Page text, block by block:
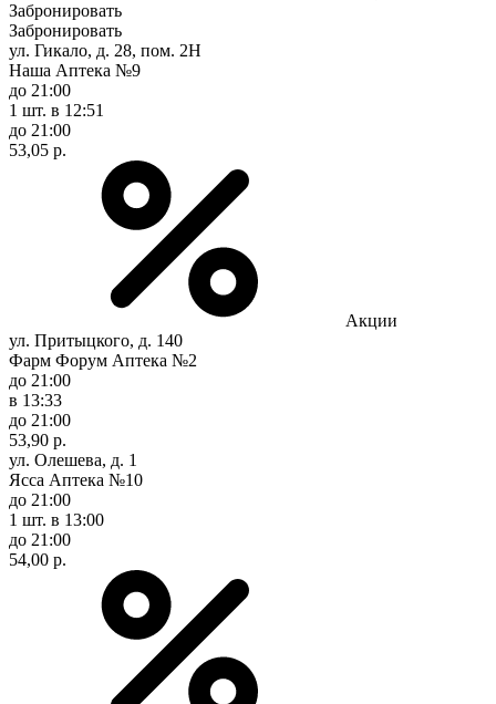
Забронировать
Забронировать
ул. Гикало, д. 28, пом. 2Н
Наша Аптека №9
до 21:00
1 шт. в 12:51
до 21:00
53,05 р.
Акции
ул. Притыцкого, д. 140
Фарм Форум Аптека №2
до 21:00
в 13:33
до 21:00
53,90 р.
ул. Олешева, д. 1
Ясса Аптека №10
до 21:00
1 шт. в 13:00
до 21:00
54,00 р.